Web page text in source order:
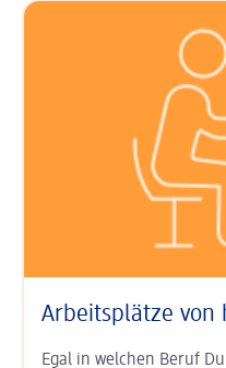
Arbeitsplätze von
Egal in welchen Beruf